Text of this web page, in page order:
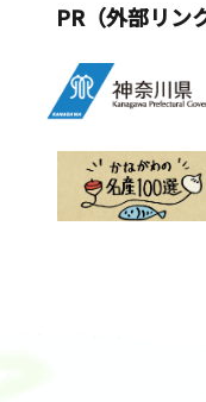
PR（外部リン